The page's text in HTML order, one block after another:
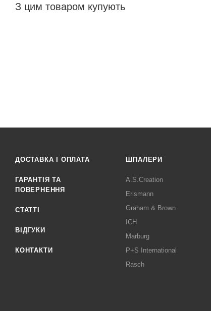
З цим товаром купують
ДОСТАВКА І ОПЛАТА
ГАРАНТІЯ ТА
ПОВЕРНЕННЯ
СТАТТІ
ВІДГУКИ
КОНТАКТИ
ШПАЛЕРИ
A.S.Creation
Erismann
Graham & Brown
ICH
Marburg
P+S International
Rasch